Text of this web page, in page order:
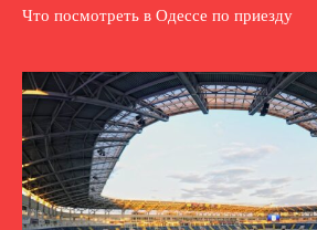
Что посмотреть в Одессе по приезду